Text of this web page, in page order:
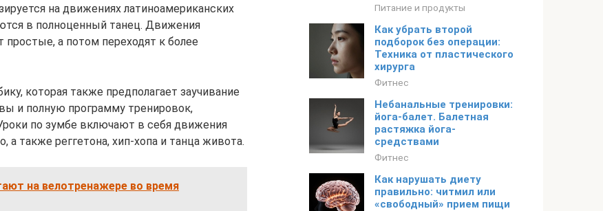
на движениях латиноамериканских
в полноценный танец. Движения
простые, а потом переходят к более
которая также предполагает заучивание
и полную программу тренировок,
по зумбе включают в себя движения
также реггетона, хип-хопа и танца живота.
на велотренажере во время
Питание и продукты
Как убрать второй
подборок без операции:
Техника от пластического
хирурга
Фитнес
Небанальные тренировки:
йога-балет. Балетная
растяжка йога-
средствами
Фитнес
Как нарушать диету
правильно: читмил или
«свободный» прием пищи